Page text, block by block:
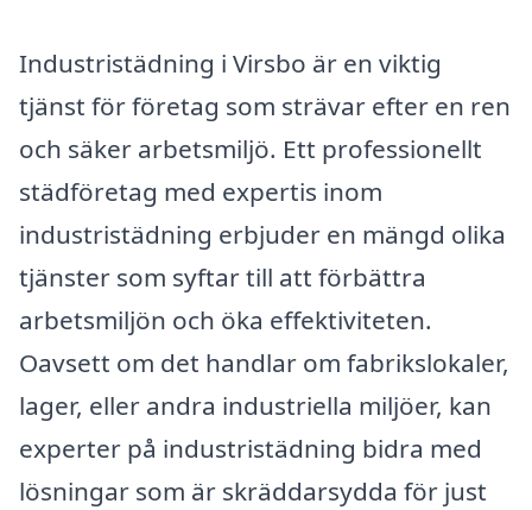
Industristädning i Virsbo är en viktig
tjänst för företag som strävar efter en ren
och säker arbetsmiljö. Ett professionellt
städföretag med expertis inom
industristädning erbjuder en mängd olika
tjänster som syftar till att förbättra
arbetsmiljön och öka effektiviteten.
Oavsett om det handlar om fabrikslokaler,
lager, eller andra industriella miljöer, kan
experter på industristädning bidra med
lösningar som är skräddarsydda för just